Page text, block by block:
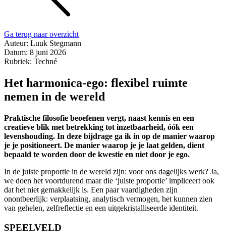
Ga terug naar overzicht
Auteur: Luuk Stegmann
Datum: 8 juni 2026
Rubriek: Techné
Het harmonica-ego: flexibel ruimte
nemen in de wereld
Praktische filosofie beoefenen vergt, naast kennis en een
creatieve blik met betrekking tot inzetbaarheid, óók een
levenshouding. In deze bijdrage ga ik in op de manier waarop
je je positioneert. De manier waarop je je laat gelden, dient
bepaald te worden door de kwestie en niet door je ego.
In de juiste proportie in de wereld zijn: voor ons dagelijks werk? Ja,
we doen het voortdurend maar die ‘juiste proportie’ impliceert ook
dat het niet gemakkelijk is. Een paar vaardigheden zijn
onontbeerlijk: verplaatsing, analytisch vermogen, het kunnen zien
van gehelen, zelfreflectie en een uitgekristalliseerde identiteit.
SPEELVELD